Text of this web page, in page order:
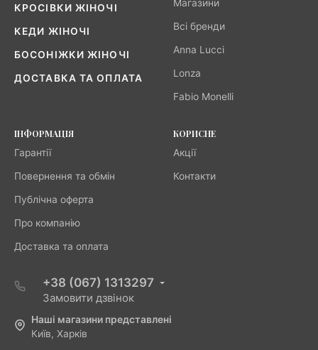
КРОСІВКИ ЖІНОЧІ
КЕДИ ЖІНОЧІ
БОСОНІЖКИ ЖІНОЧІ
ДОСТАВКА ТА ОПЛАТА
Магазини
Всі бренди
Anna Lucci
Lonza
Fabio Monelli
ІНФОРМАЦІЯ
Гарантії
Повернення та обмін
Публічна оферта
Про компанію
Доставка та оплата
КОРИСНЕ
Акції
Контакти
+38 (067) 1313297
Замовити дзвінок
Наші магазини представлені
Київ, Харків